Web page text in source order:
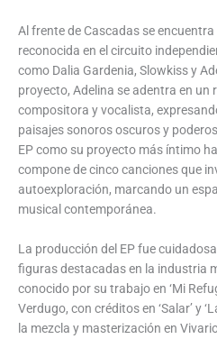
Al frente de Cascadas se
reconocida en el circuito
como Dalia Gardenia, Slowkiss y
proyecto, Adelina se adentra en un
compositora y vocalista,
paisajes sonoros oscuros y
EP como su proyecto más íntimo
compone de cinco canciones que
autoexploración, marcando un
musical contemporánea.
La producción del EP fue
figuras destacadas en la industria
conocido por su trabajo en ‘Mi
Verdugo, con créditos en ‘Salar’ y
la mezcla y masterización en